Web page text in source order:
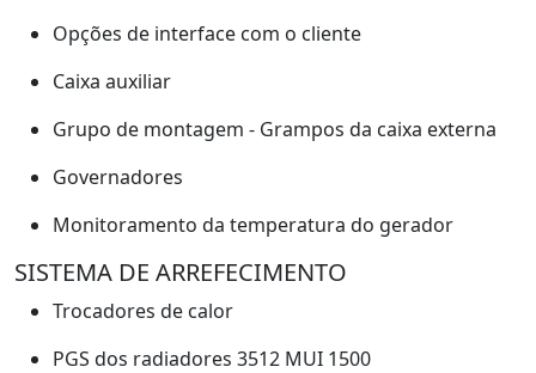
Opções de interface com o cliente
Caixa auxiliar
Grupo de montagem - Grampos da caixa externa
Governadores
Monitoramento da temperatura do gerador
SISTEMA DE ARREFECIMENTO
Trocadores de calor
PGS dos radiadores 3512 MUI 1500